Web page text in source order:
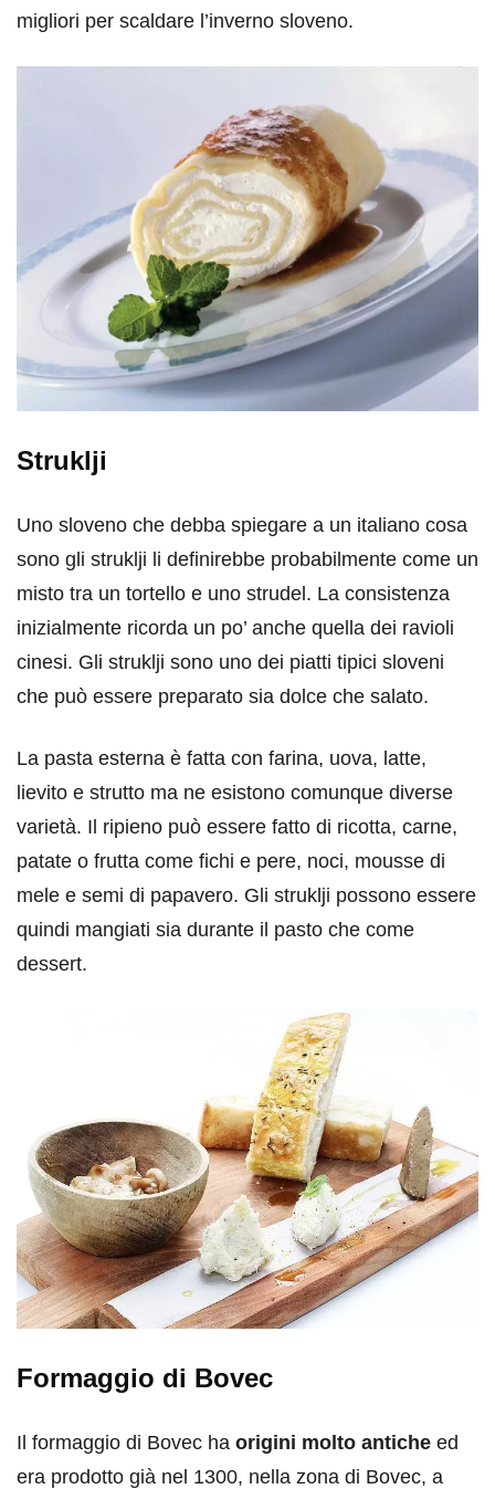
migliori per scaldare l’inverno sloveno.
Struklji
Uno sloveno che debba spiegare a un italiano cosa
sono gli struklji li definirebbe probabilmente come un
misto tra un tortello e uno strudel. La consistenza
inizialmente ricorda un po’ anche quella dei ravioli
cinesi. Gli struklji sono uno dei piatti tipici sloveni
che può essere preparato sia dolce che salato.
La pasta esterna è fatta con farina, uova, latte,
lievito e strutto ma ne esistono comunque diverse
varietà. Il ripieno può essere fatto di ricotta, carne,
patate o frutta come fichi e pere, noci, mousse di
mele e semi di papavero. Gli struklji possono essere
quindi mangiati sia durante il pasto che come
dessert.
Formaggio di Bovec
Il formaggio di Bovec ha origini molto antiche ed
era prodotto già nel 1300, nella zona di Bovec, a